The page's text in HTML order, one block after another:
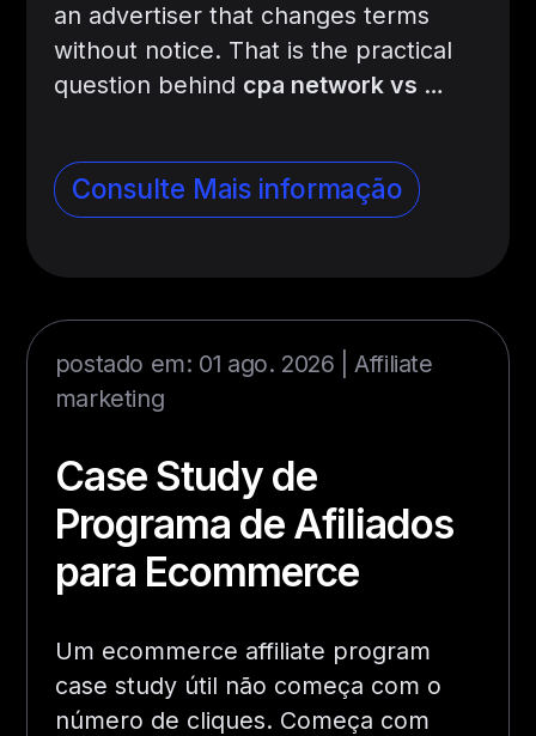
an advertiser that changes terms
without notice. That is the practical
question behind cpa network vs …
Consulte Mais informação
postado em: 01 ago. 2026 |Affiliate
marketing
Case Study de
Programa de Afiliados
para Ecommerce
Um ecommerce affiliate program
case study útil não começa com o
número de cliques. Começa com